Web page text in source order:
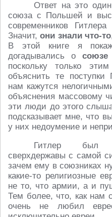
Ответ на это
союза с Польшей и
современников Гитлера
Значит,они знали что-то
В этой книге я
догадывались о союзе
поскольку только
объяснить те поступки
нам кажутся
объяснения массовому
эти люди до этого
подсказывает мне, что
у них недоумение и
Гитлер был
сверхдержавы с самой
зачем ему в союзниках
какие-то религиозные
не то, что армии, а и
Тем более, что, как нам
очень не любил